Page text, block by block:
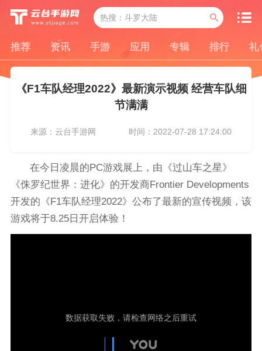
推荐 资讯 手游 应用 专辑 排行 礼
《F1车队经理2022》最新演示视频 经营车队细
节满满
来源：云台手游网 时间：2022-07-28 17:24:00
在今日凌晨的PC游戏展上，由《过山车之星》
《侏罗纪世界：进化》的开发商Frontier Developments
开发的《F1车队经理2022》公布了最新的宣传视频，该
游戏将于8.25日开启体验！